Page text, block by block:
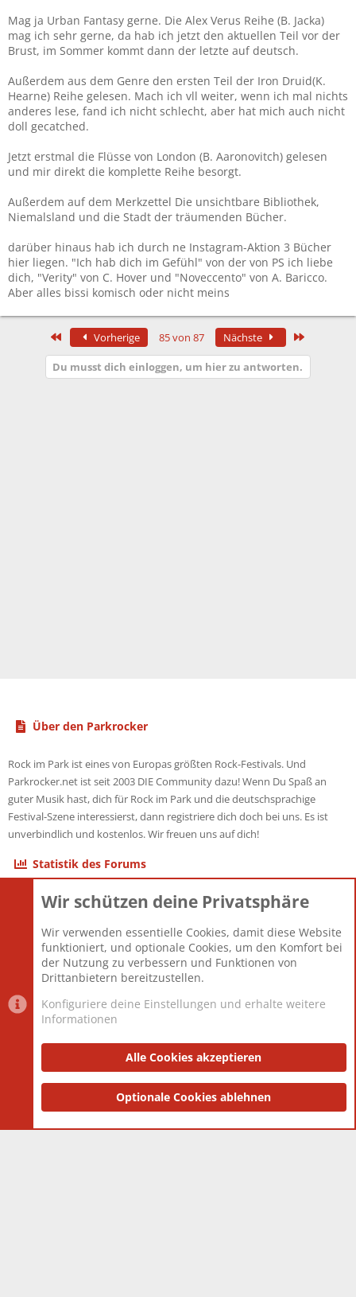
Mag ja Urban Fantasy gerne. Die Alex Verus Reihe (B. Jacka)
mag ich sehr gerne, da hab ich jetzt den aktuellen Teil vor der
Brust, im Sommer kommt dann der letzte auf deutsch.
Außerdem aus dem Genre den ersten Teil der Iron Druid(K.
Hearne) Reihe gelesen. Mach ich vll weiter, wenn ich mal nichts
anderes lese, fand ich nicht schlecht, aber hat mich auch nicht
doll gecatched.
Jetzt erstmal die Flüsse von London (B. Aaronovitch) gelesen
und mir direkt die komplette Reihe besorgt.
Außerdem auf dem Merkzettel Die unsichtbare Bibliothek,
Niemalsland und die Stadt der träumenden Bücher.
darüber hinaus hab ich durch ne Instagram-Aktion 3 Bücher
hier liegen. "Ich hab dich im Gefühl" von der von PS ich liebe
dich, "Verity" von C. Hover und "Noveccento" von A. Baricco.
Aber alles bissi komisch oder nicht meins
Erste Vorherige 85 von 87 Nächste
Du musst dich einloggen, um hier zu antworten.
Über den Parkrocker
Rock im Park ist eines von Europas größten Rock-Festivals. Und
Parkrocker.net ist seit 2003 DIE Community dazu! Wenn Du Spaß an
guter Musik hast, dich für Rock im Park und die deutschsprachige
Festival-Szene interessierst, dann registriere dich doch bei uns. Es ist
unverbindlich und kostenlos. Wir freuen uns auf dich!
Statistik des Forums
Themen
Mitglieder
12.425
Neuestes Mitglied
Toddster85
Datenschutzerklärung Impressum
Community platform by XenForo® © 2010-2025 XenForo Ltd.
and add-ons by ThemeHouse
Wir schützen deine Privatsphäre
Wir verwenden essentielle Cookies, damit diese Website
funktioniert, und optionale Cookies, um den Komfort bei
der Nutzung zu verbessern und Funktionen von
Drittanbietern bereitzustellen.
Konfiguriere deine Einstellungen und erhalte weitere
Informationen
Alle Cookies akzeptieren
Optionale Cookies ablehnen